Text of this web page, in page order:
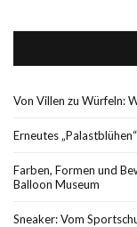
Von Villen zu Würfeln:
Erneutes
Farben, Formen und
Balloon Museum
Sneaker: Vom